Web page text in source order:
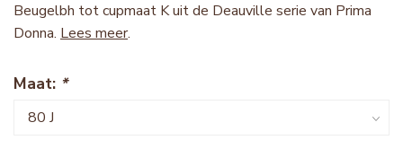
Beugelbh tot cupmaat K uit de Deauville serie van Prima
Donna. Lees meer.
Maat: *